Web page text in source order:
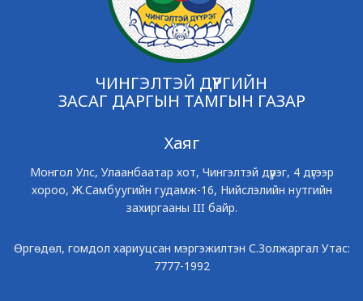
ЧИНГЭЛТЭЙ ДҮҮРГИЙН
ЗАСАГ ДАРГЫН ТАМГЫН ГАЗАР
Хаяг
Монгол Улс, Улаанбаатар хот, Чингэлтэй дүүрэг, 4 дүгээр
хороо, Ж.Самбуугийн гудамж-16, Нийслэлийн нутгийн
захиргааны III байр.
Өргөдөл, гомдол хариуцсан мэргэжилтэн С.Золжаргал Утас:
7777-1992